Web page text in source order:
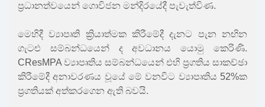
ප්‍රධානත්වයෙන් ගොවිජන මන්දිරයේදී පැවැත්විණ.
මෙහිදී ව්‍යාපෘති ක්‍රියාත්මක කිරීමේදී දැනට පැන නඟින
ගැටළු සම්බන්ධයෙන් ද අවධානය යොමු කෙරිණි.
CResMPA ව්‍යාපෘතිය සම්බන්ධයෙන් එහි ප්‍රගතිය සාකච්ඡා
කිරීමේදී අනාවරණය වූයේ මේ වනවිට ව්‍යාපෘතිය 52%ක
ප්‍රගතියක් අත්කරගෙන ඇති බවයි.